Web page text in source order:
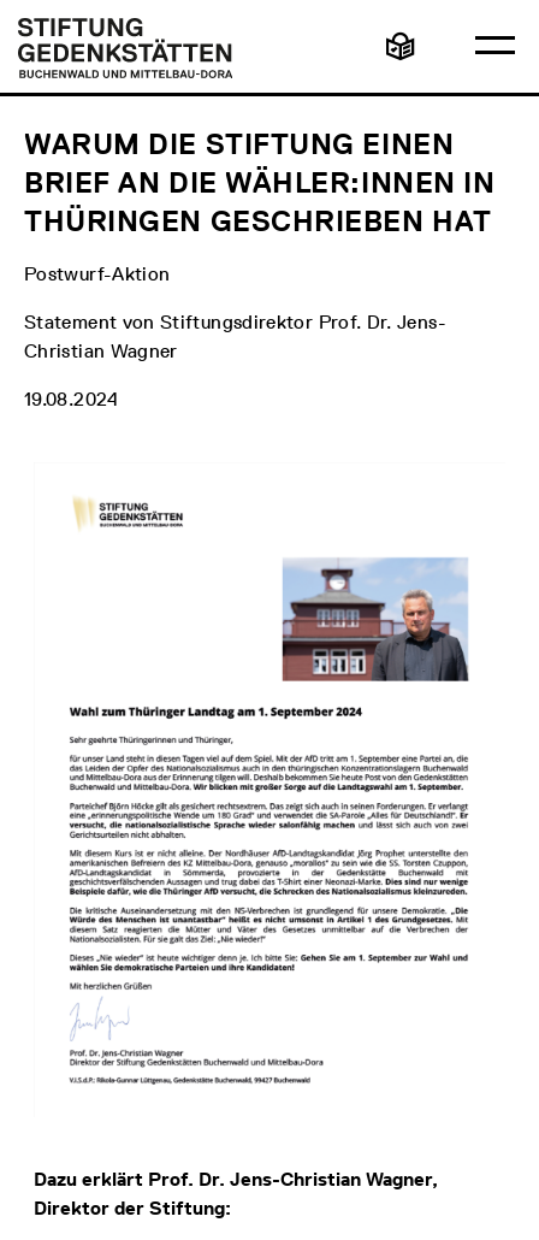
zum
Inhalt
Stiftung
Gedenkstätten
Buchenwald
und
Mittelbau-
Leichte
Sprache
WARUM DIE STIFTUNG EINEN
BRIEF AN DIE WÄHLER:INNEN IN
THÜRINGEN GESCHRIEBEN HAT
Postwurf-Aktion
Statement von Stiftungsdirektor Prof. Dr. Jens-
Christian Wagner
19.08.2024
Dazu erklärt Prof. Dr. Jens-Christian Wagner,
Direktor der Stiftung: